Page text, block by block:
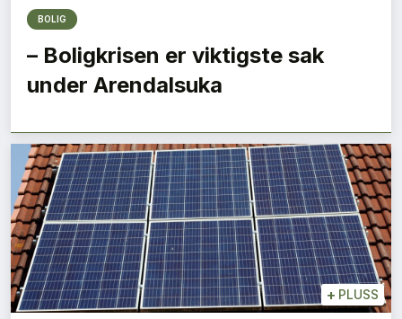
BOLIG
– Boligkrisen er viktigste sak
under Arendalsuka
+ PLUSS